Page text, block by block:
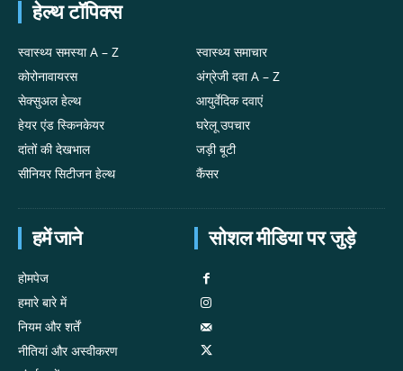
हेल्थ टॉपिक्स
स्वास्थ्य समस्या A – Z
कोरोनावायरस
सेक्सुअल हेल्थ
हेयर एंड स्किनकेयर
दांतों की देखभाल
सीनियर सिटीजन हेल्थ
स्वास्थ्य समाचार
अंग्रेजी दवा A – Z
आयुर्वेदिक दवाएं
घरेलू उपचार
जड़ी बूटी
कैंसर
हमें जाने
होमपेज
हमारे बारे में
नियम और शर्तें
नीतियां और अस्वीकरण
सोशल मीडिया पर जुड़े